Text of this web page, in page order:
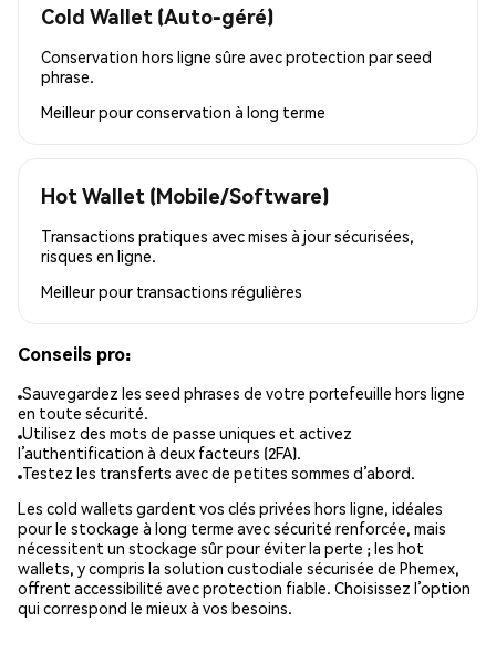
Cold Wallet (Auto-géré)
Conservation hors ligne sûre avec protection par seed
phrase.
Meilleur pourconservation à long terme
Hot Wallet (Mobile/Software)
Transactions pratiques avec mises à jour sécurisées,
risques en ligne.
Meilleur pour transactions régulières
Conseils pro:
Sauvegardez les seed phrases de votre portefeuille hors ligne
en toute sécurité.
Utilisez des mots de passe uniques et activez
l’authentification à deux facteurs (2FA).
Testez les transferts avec de petites sommes d’abord.
Les cold wallets gardent vos clés privées hors ligne, idéales
pour le stockage à long terme avec sécurité renforcée, mais
nécessitent un stockage sûr pour éviter la perte ; les hot
wallets, y compris la solution custodiale sécurisée de Phemex,
offrent accessibilité avec protection fiable. Choisissez l’option
qui correspond le mieux à vos besoins.